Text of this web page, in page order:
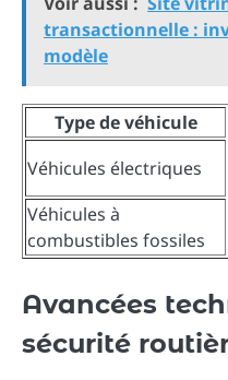
transactionnelle :
modèle
Type de véhicule
Véhicules électriques
Véhicules à
combustibles fossiles
Avancées
sécurité